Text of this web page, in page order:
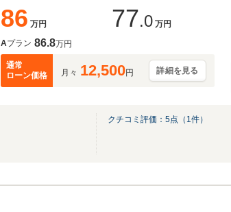
86 万円 77.0 万円
Aプラン 86.8万円
通常
ローン価格
月々 12,500円 詳細を見る
クチコミ評価： 5点（ 1 件）